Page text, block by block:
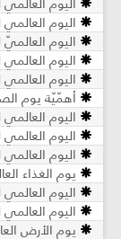
اليوم العالمي
اليوم العالميّ
اليوم
اليوم
أهمّيّة يوم
اليوم
اليوم
اليوم
يوم الغذاء
اليوم
اليوم العالمي
يوم الأرض